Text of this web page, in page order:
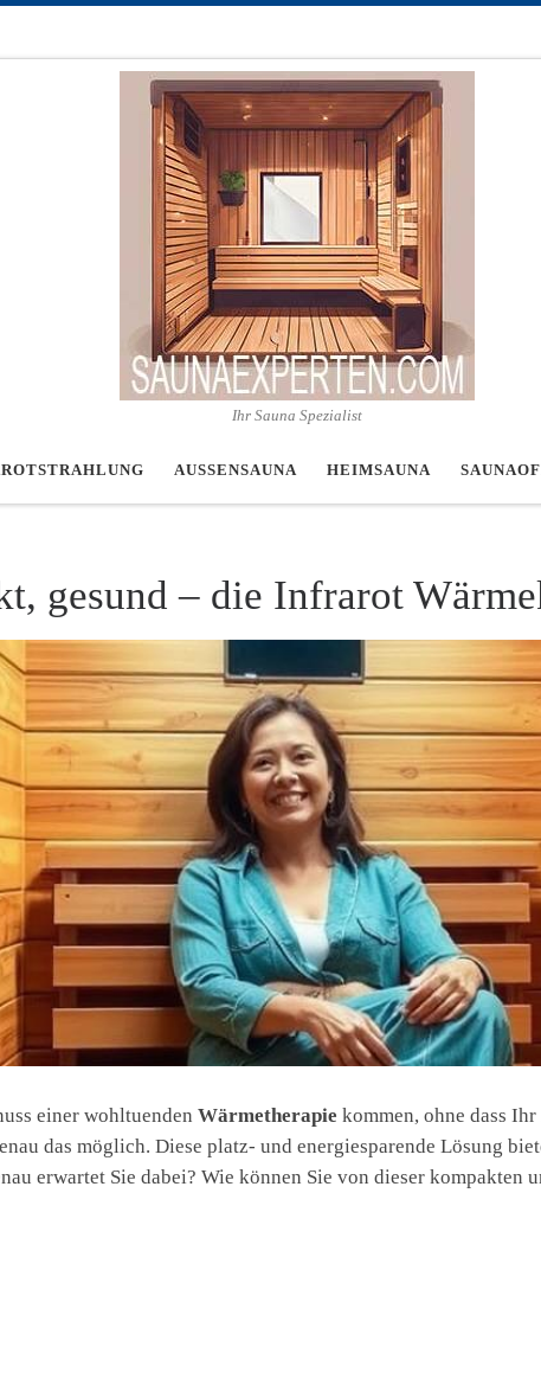
Ihr Sauna Spezialist
AUSSENSAUNA HEIMSAUNA
gesund – die Infrarot
einer wohltuenden Wärmetherapie kommen, ohne dass Ihr
das möglich. Diese platz- und energiesparende Lösung
erwartet Sie dabei? Wie können Sie von dieser